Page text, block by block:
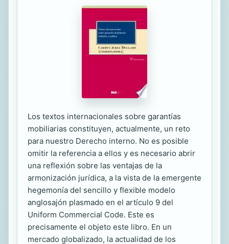
Los textos internacionales sobre garantías
mobiliarias constituyen, actualmente, un reto
para nuestro Derecho interno. No es posible
omitir la referencia a ellos y es necesario abrir
una reflexión sobre las ventajas de la
armonización jurídica, a la vista de la emergente
hegemonía del sencillo y flexible modelo
anglosajón plasmado en el artículo 9 del
Uniform Commercial Code. Este es
precisamente el objeto este libro. En un
mercado globalizado, la actualidad de los